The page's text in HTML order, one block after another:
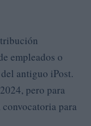
empleados o
antiguo iPost.
pero para
para